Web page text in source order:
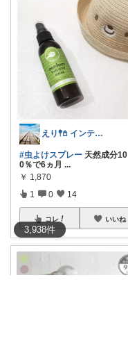
3,938件
えり𖤥𖤘 インテリア / キッズ
#虫よけスプレー 天然成分10
0％で6ヵ月 ...
￥ 1,870
1 0 14
コレ いいね